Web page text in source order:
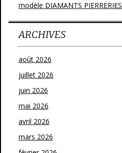
modèle DIAMANTS PIERRERIES
ARCHIVES
août 2026
juillet 2026
juin 2026
mai 2026
avril 2026
mars 2026